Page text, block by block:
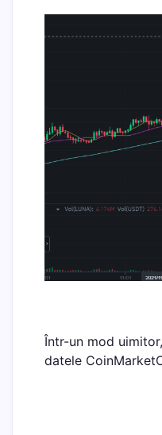
Într-un mod uimitor,
datele